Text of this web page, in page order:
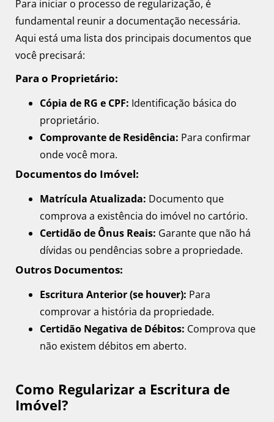
Para iniciar o processo de regularização, é
fundamental reunir a documentação necessária.
Aqui está uma lista dos principais documentos que
você precisará:
Para o Proprietário:
Cópia de RG e CPF: Identificação básica do
proprietário.
Comprovante de Residência: Para confirmar
onde você mora.
Documentos do Imóvel:
Matrícula Atualizada: Documento que
comprova a existência do imóvel no cartório.
Certidão de Ônus Reais: Garante que não há
dívidas ou pendências sobre a propriedade.
Outros Documentos:
Escritura Anterior (se houver): Para
comprovar a história da propriedade.
Certidão Negativa de Débitos: Comprova que
não existem débitos em aberto.
Como Regularizar a Escritura de
Imóvel?